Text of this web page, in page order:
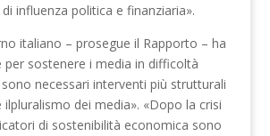
influenza politica e finanziaria».
italiano – prosegue il Rapporto – ha
sostenere i media in difficoltà
necessari interventi più strutturali
dei media». «Dopo la crisi
di sostenibilità economica sono